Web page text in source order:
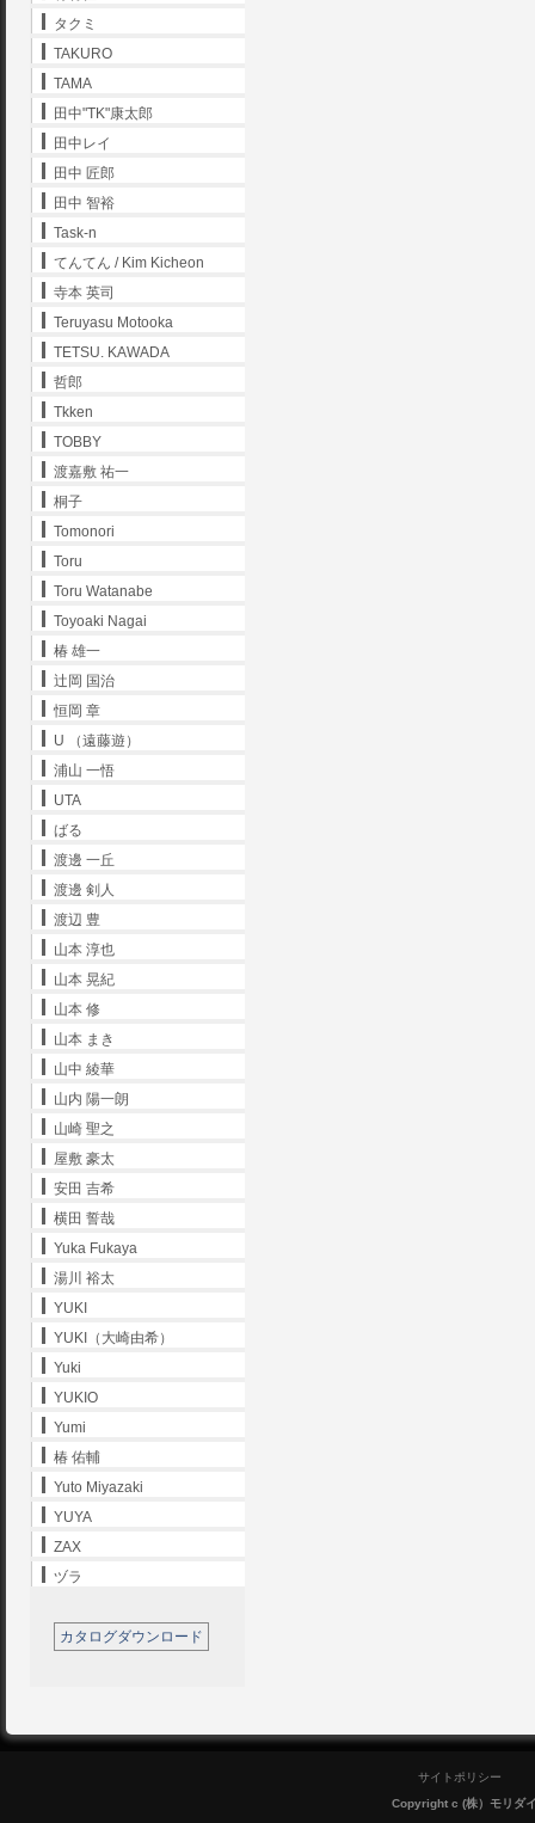
タクミ
TAKURO
TAMA
田中"TK"康太郎
田中レイ
田中 匠郎
田中 智裕
Task-n
てんてん / Kim Kicheon
寺本 英司
Teruyasu Motooka
TETSU. KAWADA
哲郎
Tkken
TOBBY
渡嘉敷 祐一
桐子
Tomonori
Toru
Toru Watanabe
Toyoaki Nagai
椿 雄一
辻岡 国治
恒岡 章
U （遠藤遊）
浦山 一悟
UTA
ばる
渡邊 一丘
渡邊 剣人
渡辺 豊
山本 淳也
山本 晃紀
山本 修
山本 まき
山中 綾華
山内 陽一朗
山崎 聖之
屋敷 豪太
安田 吉希
横田 誓哉
Yuka Fukaya
湯川 裕太
YUKI
YUKI（大崎由希）
Yuki
YUKIO
Yumi
椿 佑輔
Yuto Miyazaki
YUYA
ZAX
ヅラ
カタログダウンロード
サイトポリシー
Copyright c (株）モリダ